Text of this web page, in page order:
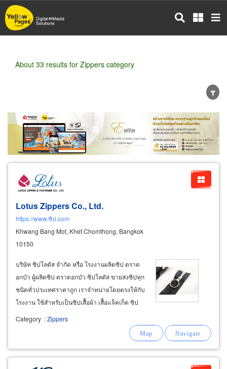
Skip
to
main
About 33 results for Zippers category
Wholesale Retail Manufacturer
Dealer
Exporter/Importer
Service Business
Lotus Zippers Co., Ltd.
https://www.ซิป.com
Khwang Bang Mot, Khet Chomthong, Bangkok
10150
บริษัท ซิปโลตัส จำกัด หรือ โรงงานผลิตซิป ตราด
อกบัว ผู้ผลิตซิป ตราดอกบัว ซิปโลตัส ขายส่งซิปทุก
ชนิดทั่วประเทศราคาถูก เราจำหน่ายโดยตรงให้กับ
โรงงาน ใช้สำหรับเป็นซิปเสื้อผ้า เสื้อแจ็คเก็ต ซิป
อุปกรณ์ตัดเย็บ เย็บปักถักร้อย ร้านด้ายกระดุมทั่วไป ​
Category :Zippers